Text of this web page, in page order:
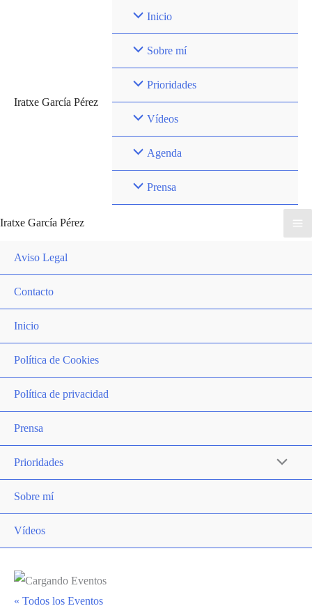
Iratxe García Pérez
Inicio
Sobre mí
Prioridades
Vídeos
Agenda
Prensa
Iratxe García Pérez
Aviso Legal
Contacto
Inicio
Política de Cookies
Política de privacidad
Prensa
Prioridades Alternar
Sobre mí
Vídeos
« Todos los Eventos